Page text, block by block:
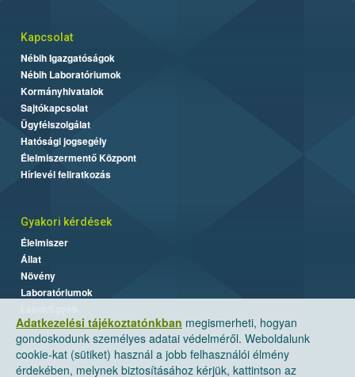
Adatkezelési tájékoztatónkban megismerheti, hogyan
gondoskodunk személyes adatai védelméről. Weboldalunk
cookie-kat (sütiket) használ a jobb felhasználói élmény
érdekében, melynek biztosításához kérjük, kattintson az
Kapcsolat
Nébih Igazgatóságok
Nébih Laboratóriumok
Kormányhivatalok
Sajtókapcsolat
Ügyfélszolgálat
Hatósági jogsegély
Élelmiszermentő Központ
Hírlevél feliratkozás
Gyakori kérdések
Élelmiszer
Állat
Növény
Laboratóriumok